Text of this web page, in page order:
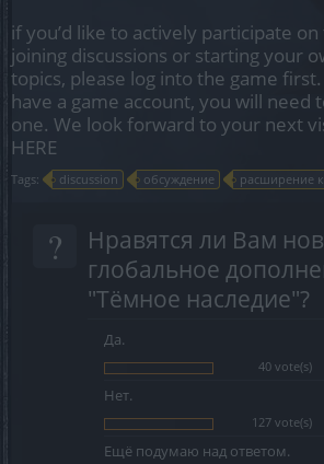
if you’d like to actively participate
joining discussions or starting your
topics, please log into the game
have a game account, you will need
one. We look forward to your next
HERE
Tags: discussion обсуждение расширение
?
Нравятся ли Вам
глобальное
"Тёмное наследие"?
Да.
40 vote(s)
Нет.
127 vote(s)
Ещё подумаю над ответом.